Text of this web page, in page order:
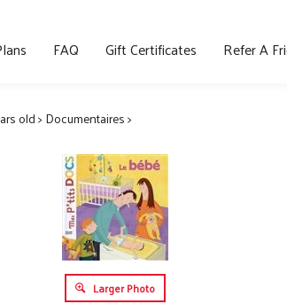
FAQ Gift Certificates Refer A
old> Documentaires>
Larger Photo